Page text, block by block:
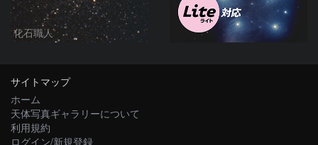
化石職人
サイトマップ
ホーム
天体写真ギャラリーについて
利用規約
ログイン/新規登録